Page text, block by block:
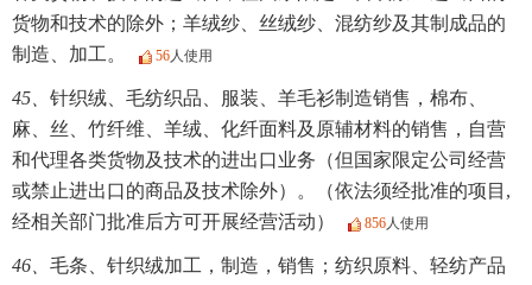
货物和技术的除外；羊绒纱、丝绒纱、混纺纱及其制成品的
制造、加工。
56人使用
45、 针织绒、毛纺织品、服装、羊毛衫制造销售，棉布、
麻、丝、竹纤维、羊绒、化纤面料及原辅材料的销售，自营
和代理各类货物及技术的进出口业务（但国家限定公司经营
或禁止进出口的商品及技术除外）。（依法须经批准的项目,
经相关部门批准后方可开展经营活动）
856人使用
46、 毛条、针织绒加工，制造，销售；纺织原料、轻纺产品